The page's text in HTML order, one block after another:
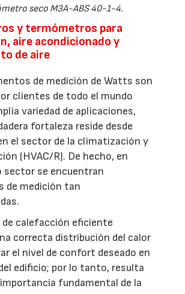
seco M3A-ABS 40-1-4.
y termómetros para
aire acondicionado y
de aire
de medición de Watts son
clientes de todo el mundo
variedad de aplicaciones,
fortaleza reside desde
el sector de la climatización y
(HVAC/R). De hecho, en
sector se encuentran
de medición tan
calefacción eficiente
correcta distribución del calor
el nivel de confort deseado en
edificio; por lo tanto, resulta
fundamental de la